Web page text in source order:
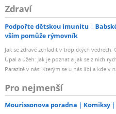
Zdraví
Podpořte dětskou imunitu
vším pomůže rýmovník
Jak se zdravě zchladit v tropických
Úpal a úžeh: Jak je poznat a jak se z nich
Parazité v nás: Kterým se u nás líbí a kde v
Pro nejmenší
Mourissonova poradna Komiksy